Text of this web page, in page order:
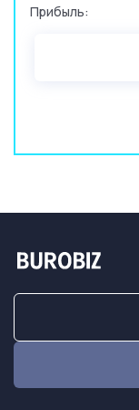
Прибыль: